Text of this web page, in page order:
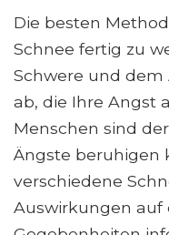
Die besten
Schnee fertig zu
Schwere und
ab, die Ihre Angst
Menschen sind
Ängste beruhigen
verschiedene
Auswirkungen auf